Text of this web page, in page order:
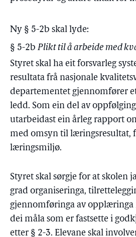
Ny § 5-2b skal lyde:
§ 5-2b Plikt til å arbeide med
Styret skal ha eit forsvarleg
resultata frå nasjonale
departementet gjennomfører
ledd. Som ein del av
utarbeidast ein årleg rapport
med omsyn til læringsresultat,
læringsmiljø.
Styret skal sørgje for at skolen
grad organiseringa,
gjennomføringa av opplæringa
dei måla som er fastsette i
etter § 2-3. Elevane skal